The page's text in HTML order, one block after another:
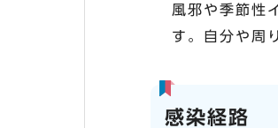
風邪や季節性
す。自分や周
感染経路